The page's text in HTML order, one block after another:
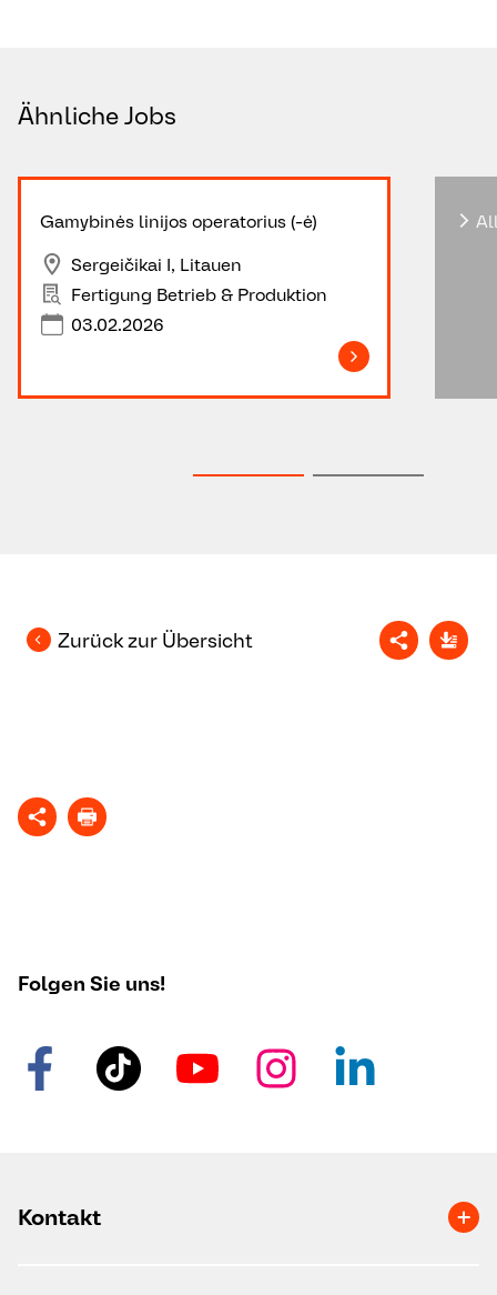
Ähnliche Jobs
Gamybinės linijos operatorius (-ė)
Sergeičikai I, Litauen
Fertigung Betrieb & Produktion
03.02.2026
Zurück zur Übersicht
Folgen Sie uns!
Kontakt